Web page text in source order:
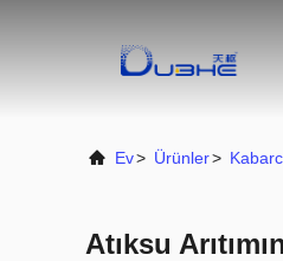
Ev> Ürünler>
Atıksu